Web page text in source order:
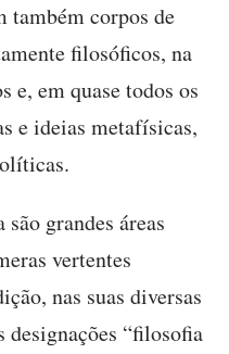
também corpos de
filosóficos, na
e, em quase todos os
e ideias metafísicas,
grandes áreas
vertentes
nas suas diversas
designações “filosofia